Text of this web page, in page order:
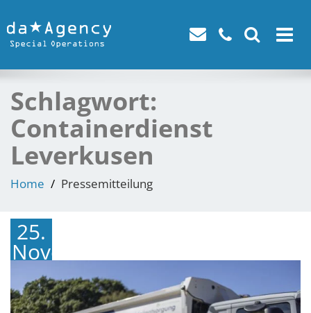
Toggle
Schlagwort:
Containerdienst
Leverkusen
Home Pressemitteilung
25.
November
2024